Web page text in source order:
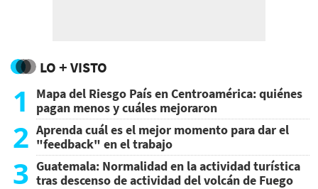
LO + VISTO
1
Mapa del Riesgo País en Centroamérica: quiénes
pagan menos y cuáles mejoraron
2 Aprenda cuál es el mejor momento para dar el
"feedback" en el trabajo
3 Guatemala: Normalidad en la actividad turística
tras descenso de actividad del volcán de Fuego